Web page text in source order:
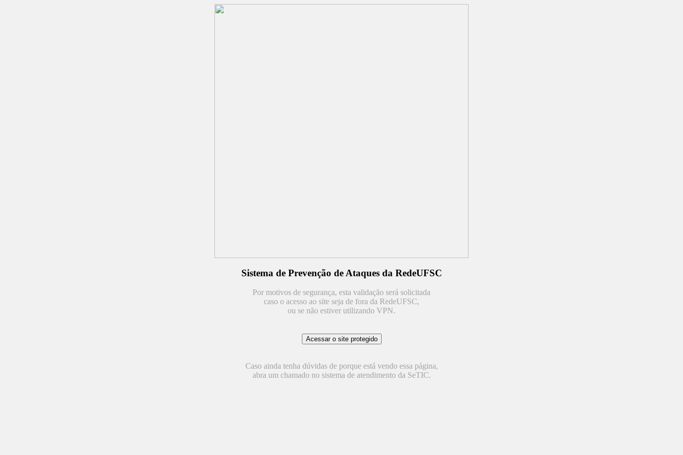
Sistema de Prevenção de Ataques da RedeUFSC
Por motivos de segurança, esta validação será solicitada
caso o acesso ao site seja de fora da RedeUFSC,
ou se não estiver utilizando VPN.
Caso ainda tenha dúvidas de porque está vendo essa página,
abra um chamado no sistema de atendimento da SeTIC.